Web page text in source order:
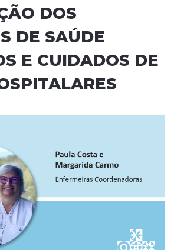
DOS
DE SAÚDE
E CUIDADOS DE